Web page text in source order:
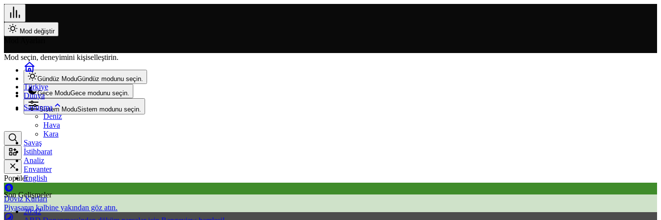
Mod değiştir
Mod seçin, deneyimini kişiselleştirin.
Gündüz ModuGündüz modunu seçin.
Gece ModuGece modunu seçin.
Sistem ModuSistem modunu seçin.
Popüler
Döviz Kurları
Piyasanın kalbine yakından göz atın.
Türkiye
Dünya
Savunma
Deniz
Hava
Kara
Savaş
İstihbarat
Analiz
Envanter
English
Son Gelişmeler
20:42